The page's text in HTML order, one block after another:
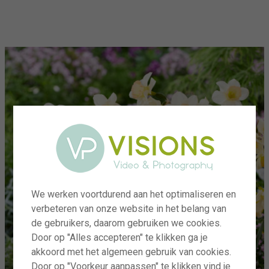
We werken voortdurend aan het optimaliseren en
verbeteren van onze website in het belang van
de gebruikers, daarom gebruiken we cookies.
Door op "Alles accepteren" te klikken ga je
akkoord met het algemeen gebruik van cookies.
Door op "Voorkeur aanpassen" te klikken vind je